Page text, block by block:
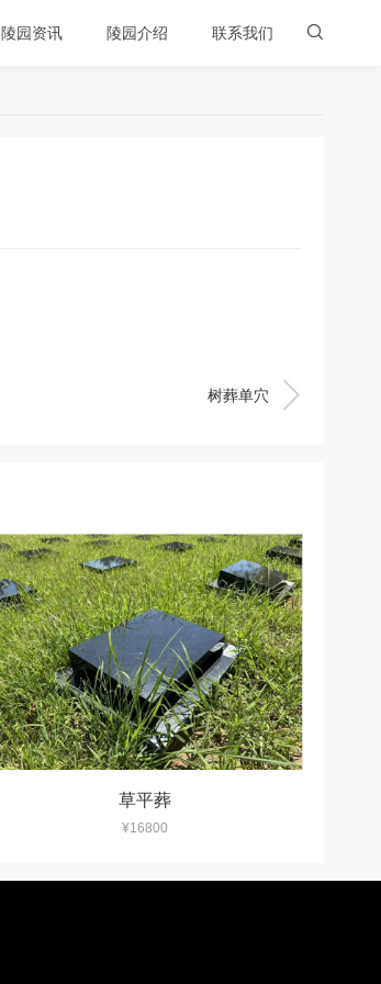

陵园资讯 陵园介绍 联系我们

树葬单穴
草平葬
¥16800